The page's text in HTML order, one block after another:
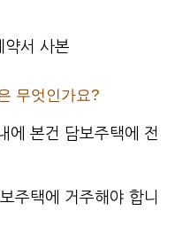
약서 사본
무엇인가요?
에 본건 담보주택에 전
주택에 거주해야 합니